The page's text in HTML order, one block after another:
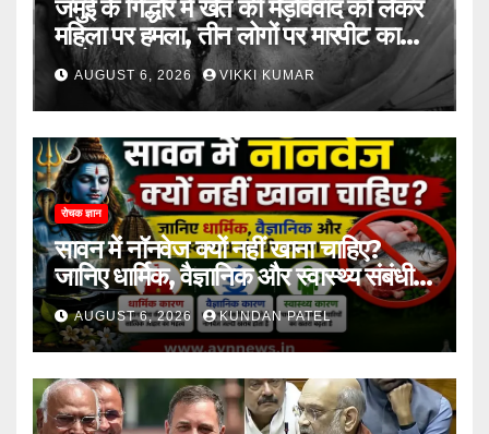
जमुई के गिद्धौर में खेत की मेड़विवाद को लेकर
महिला पर हमला, तीन लोगों पर मारपीट का
आरोप
AUGUST 6, 2026 VIKKI KUMAR
रोचक ज्ञान
सावन में नॉनवेज क्यों नहीं खाना चाहिए?
जानिए धार्मिक, वैज्ञानिक और स्वास्थ्य संबंधी
कारण..
AUGUST 6, 2026 KUNDAN PATEL